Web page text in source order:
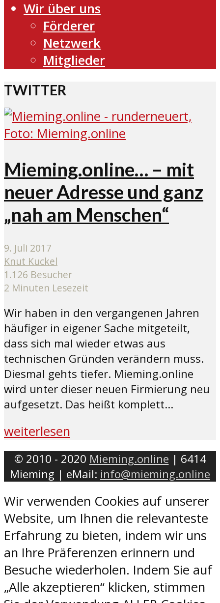
Wir über uns
Förderer
Netzwerk
Mitglieder
TWITTER
Mieming.online… – mit
neuer Adresse und ganz
„nah am Menschen“
9. Juli 2017
Knut Kuckel
1.126 Besucher
2 Minuten Lesezeit
Wir haben in den vergangenen Jahren
häufiger in eigener Sache mitgeteilt,
dass sich mal wieder etwas aus
technischen Gründen verändern muss.
Diesmal gehts tiefer. Mieming.online
wird unter dieser neuen Firmierung neu
aufgesetzt. Das heißt komplett...
weiterlesen
© 2010 - 2020 Mieming.online | 6414
Mieming | eMail: info@mieming.online
Wir verwenden Cookies auf unserer
Website, um Ihnen die relevanteste
Erfahrung zu bieten, indem wir uns
an Ihre Präferenzen erinnern und
Besuche wiederholen. Indem Sie auf
„Alle akzeptieren“ klicken, stimmen